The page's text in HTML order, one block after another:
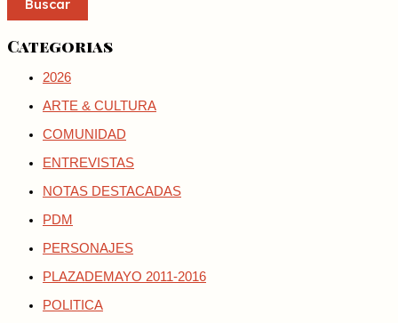
Buscar
Categorias
2026
ARTE & CULTURA
COMUNIDAD
ENTREVISTAS
NOTAS DESTACADAS
PDM
PERSONAJES
PLAZADEMAYO 2011-2016
POLITICA